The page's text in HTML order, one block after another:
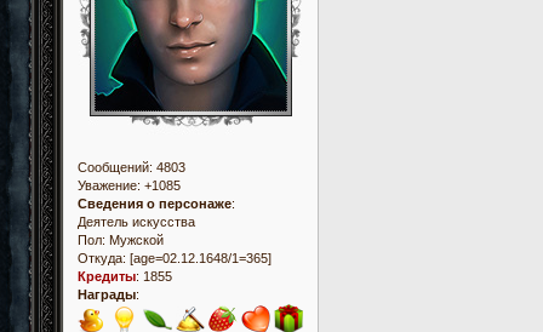
Сообщений: 4803
Уважение: +1085
Сведения о персонаже:
Деятель искусства
Пол: Мужской
Откуда: [age=02.12.1648/1=365]
Кредиты: 1855
Награды: